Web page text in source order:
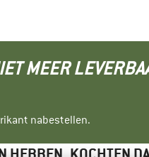
MEER
nabestellen.